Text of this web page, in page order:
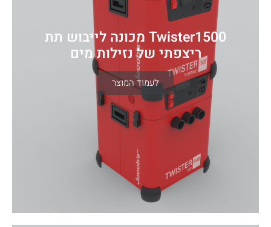
Twister1500 מכונה לייבוש תת
ריצפתי של נזילות מים
לעמוד המוצר